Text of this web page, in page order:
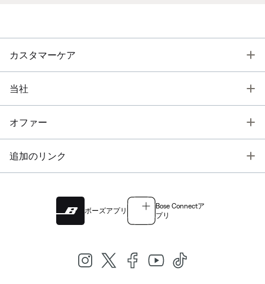
カスタマーケア
当社
オファー
追加のリンク
ボーズアプリ
Bose Connectア
プリ